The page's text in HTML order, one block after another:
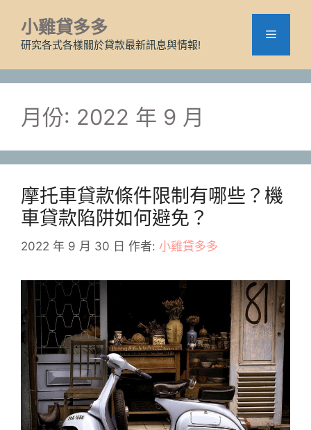
小雞貸多多
研究各式各樣關於貸款最新訊息與情報!
選
月份: 2022 年 9 月
摩托車貸款條件限制有哪些？機
車貸款陷阱如何避免？
2022 年 9 月 30 日 作者: 小雞貸多多